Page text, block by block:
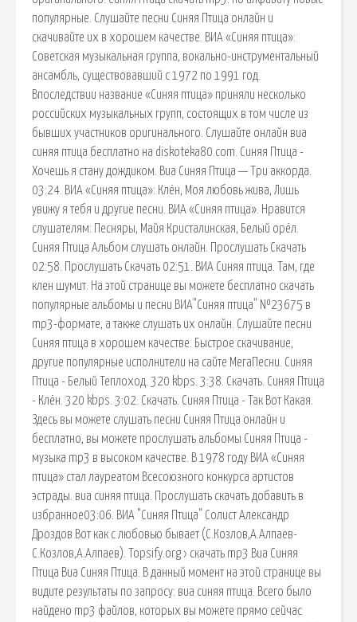
популярные. Слушайте песни Синяя Птица онлайн и
скачивайте их в хорошем качестве. ВИА «Синяя птица»:
Советская музыкальная группа, вокально-инструментальный
ансамбль, существовавший с 1972 по 1991 год.
Впоследствии название «Синяя птица» приняли несколько
российских музыкальных групп, состоящих в том числе из
бывших участников оригинального. Слушайте онлайн виа
синяя птица бесплатно на diskoteka80.com. Синяя Птица -
Хочешь я стану дождиком. Виа Синяя Птица — Три аккорда.
03:24. ВИА «Синяя птица»: Клён, Моя любовь жива, Лишь
увижу я тебя и другие песни. ВИА «Синяя птица». Нравится
слушателям: Песняры, Майя Кристалинская, Белый орёл.
Синяя Птица Альбом слушать онлайн. Прослушать Скачать
02:58. Прослушать Скачать 02:51. ВИА Синяя птица. Там, где
клен шумит. На этой странице вы можете бесплатно скачать
популярные альбомы и песни ВИА"Синяя птица" №23675 в
mp3-формате, а также слушать их онлайн. Слушайте песни
Синяя птица в хорошем качестве. Быстрое скачивание,
другие популярные исполнители на сайте МегаПесни. Синяя
Птица - Белый Теплоход. 320 kbps. 3:38. Скачать. Синяя Птица
- Клён. 320 kbps. 3:02. Скачать. Синяя Птица - Так Вот Какая.
Здесь вы можете слушать песни Синяя Птица онлайн и
бесплатно, вы можете прослушать альбомы Синяя Птица -
музыка mp3 в высоком качестве. В 1978 году ВИА «Синяя
птица» стал лауреатом Всесоюзного конкурса артистов
эстрады. виа синяя птица. Прослушать скачать добавить в
избранное03:06. ВИА "Синяя Птица" Солист Александр
Дроздов Вот как с любовью бывает (С.Козлов,А.Алпаев-
С.Козлов,А.Алпаев). Topsify.org › скачать mp3 Виа Синяя
Птица Виа Синяя Птица. В данный момент на этой странице вы
видите результаты по запросу: виа синяя птица. Всего было
найдено mp3 файлов, которых вы можете прямо сейчас